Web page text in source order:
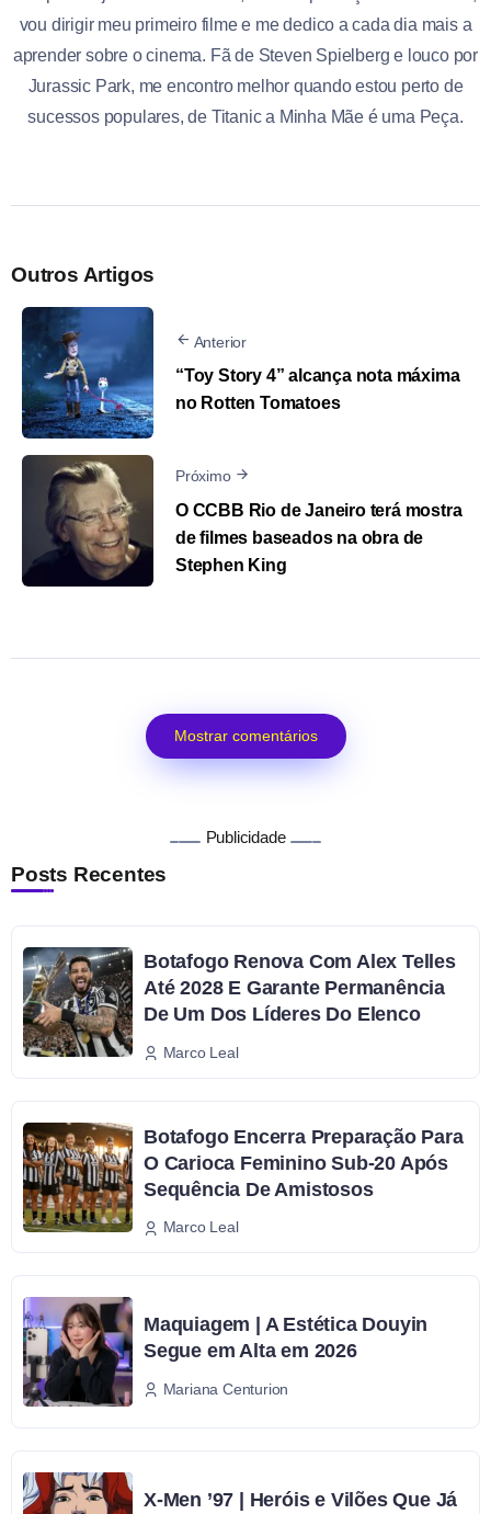
vou dirigir meu primeiro filme e me dedico a cada dia mais a
aprender sobre o cinema. Fã de Steven Spielberg e louco por
Jurassic Park, me encontro melhor quando estou perto de
sucessos populares, de Titanic a Minha Mãe é uma Peça.
Outros Artigos
Anterior
“Toy Story 4” alcança nota máxima
no Rotten Tomatoes
Próximo
O CCBB Rio de Janeiro terá mostra
de filmes baseados na obra de
Stephen King
Mostrar comentários
Publicidade
Posts Recentes
Botafogo Renova Com Alex Telles
Até 2028 E Garante Permanência
De Um Dos Líderes Do Elenco
Marco Leal
Botafogo Encerra Preparação Para
O Carioca Feminino Sub-20 Após
Sequência De Amistosos
Marco Leal
Maquiagem | A Estética Douyin
Segue em Alta em 2026
Mariana Centurion
X-Men ’97 | Heróis e Vilões Que Já